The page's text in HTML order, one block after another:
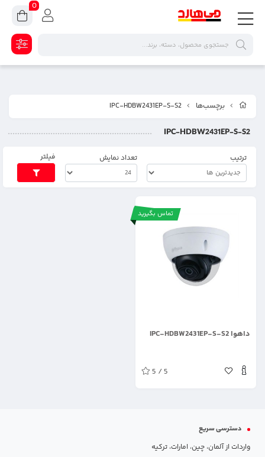
برچسب‌ها IPC-HDBW2431EP-S-S2
IPC-HDBW2431EP-S-S2
ترتیب تعداد نمایش فیلتر
تماس بگیرید
داهوا IPC-HDBW2431EP-S-S2
5 / 5
دسترسی سریع
واردات از آلمان، چین، امارات، ترکیه
0